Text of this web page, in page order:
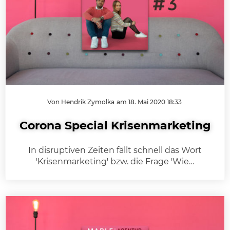
Von Hendrik Zymolka am 18. Mai 2020 18:33
Corona Special Krisenmarketing
In disruptiven Zeiten fällt schnell das Wort
'Krisenmarketing' bzw. die Frage 'Wie…